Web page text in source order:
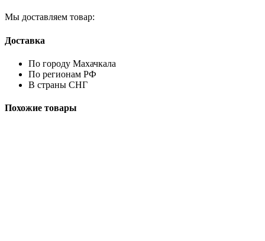
Мы доставляем товар:
Доставка
По городу Махачкала
По регионам РФ
В страны СНГ
Похожие товары